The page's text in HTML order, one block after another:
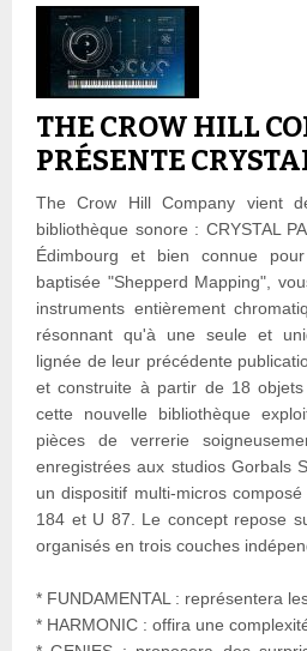
THE CROW HILL
PRÉSENTE
The Crow Hill Company vient
bibliothèque sonore : CRYSTAL
Édimbourg et bien connue
baptisée "Shepperd Mapping",
instruments entièrement
résonnant qu'à une seule et
lignée de leur précédente
et construite à partir de 18
cette nouvelle bibliothèque
pièces de verrerie
enregistrées aux studios Gorbals
un dispositif multi-micros
184 et U 87. Le concept repose
organisés en trois couches
* FUNDAMENTAL : représentera
* HARMONIC : offira une